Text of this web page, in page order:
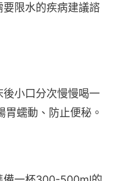
限水的疾病建議諮
小口分次慢慢喝一
蠕動、防止便秘。